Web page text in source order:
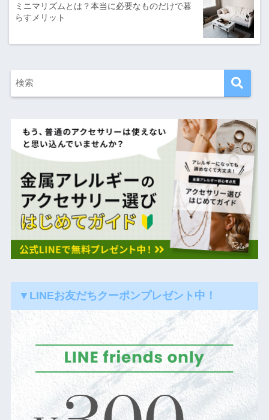
ミニマリズムとは？本当に必要なものだけで暮
らすメリット
▼LINEお友だちクーポンプレゼント中！